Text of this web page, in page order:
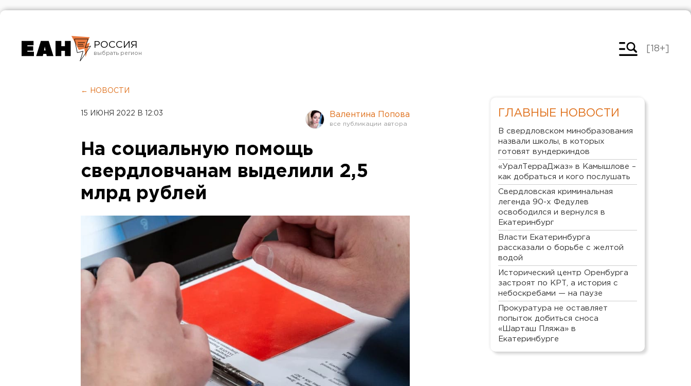
РОССИЯ
Челябинск
[18+]
← НОВОСТИ
15 ИЮНЯ 2022 В 12:03 Валентина Попова
На социальную помощь
свердловчанам выделили 2,5
млрд рублей
ГЛАВНЫЕ НОВОСТИ
В свердловском минобразования
назвали школы, в которых
готовят вундеркиндов
«УралТерраДжаз» в Камышлове –
как добраться и кого послушать
Свердловская криминальная
легенда 90-х Федулев
освободился и вернулся в
Екатеринбург
Власти Екатеринбурга
рассказали о борьбе с желтой
водой
Исторический центр Оренбурга
застроят по КРТ, а история с
небоскребами — на паузе
Прокуратура не оставляет
попыток добиться сноса
«Шарташ Пляжа» в
Екатеринбурге